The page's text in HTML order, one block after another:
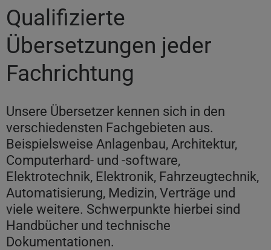
Qualifizierte
Übersetzungen jeder
Fachrichtung
Unsere Übersetzer kennen sich in den
verschiedensten Fachgebieten aus.
Beispielsweise Anlagenbau, Architektur,
Computerhard- und -software,
Elektrotechnik, Elektronik, Fahrzeugtechnik,
Automatisierung, Medizin, Verträge und
viele weitere. Schwerpunkte hierbei sind
Handbücher und technische
Dokumentationen.